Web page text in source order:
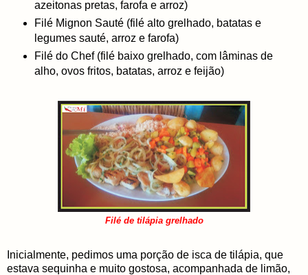
azeitonas pretas, farofa e arroz)
Filé Mignon Sauté (filé alto grelhado, batatas e
legumes sauté, arroz e farofa)
Filé do Chef (filé baixo grelhado, com lâminas de
alho, ovos fritos, batatas, arroz e feijão)
Filé de tilápia grelhado
Inicialmente, pedimos uma porção de isca de tilápia, que
estava sequinha e muito gostosa, acompanhada de limão,